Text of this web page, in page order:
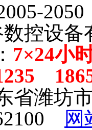
数控设
7×24小
省潍坊
网